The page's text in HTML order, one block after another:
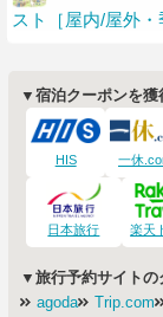
スト［屋内/屋外・
▼宿泊クーポンを獲
HIS 一休
日本旅行 楽天
▼旅行予約サイトの
agoda
Trip.com